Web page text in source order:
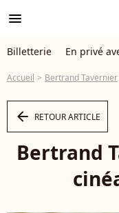
menu
Billetterie En privé
Accueil Bertrand Tavernier
arrow_left RETOUR ARTICLE
Bertrand